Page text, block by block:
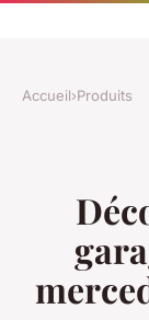
Accueil›Produits